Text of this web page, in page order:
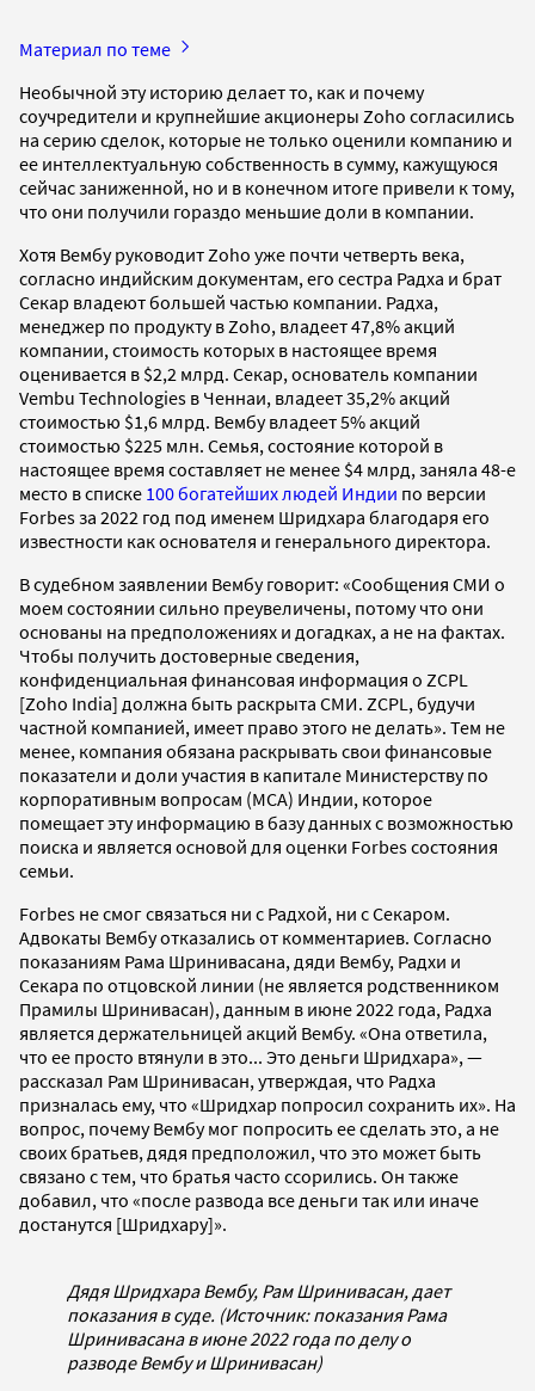
Материал по теме
Необычной эту историю делает то, как и почему
соучредители и крупнейшие акционеры Zoho согласились
на серию сделок, которые не только оценили компанию и
ее интеллектуальную собственность в сумму, кажущуюся
сейчас заниженной, но и в конечном итоге привели к тому,
что они получили гораздо меньшие доли в компании.
Хотя Вембу руководит Zoho уже почти четверть века,
согласно индийским документам, его сестра Радха и брат
Секар владеют большей частью компании. Радха,
менеджер по продукту в Zoho, владеет 47,8% акций
компании, стоимость которых в настоящее время
оценивается в $2,2 млрд. Секар, основатель компании
Vembu Technologies в Ченнаи, владеет 35,2% акций
стоимостью $1,6 млрд. Вембу владеет 5% акций
стоимостью $225 млн. Семья, состояние которой в
настоящее время составляет не менее $4 млрд, заняла 48-е
место в списке 100 богатейших людей Индии по версии
Forbes за 2022 год под именем Шридхара благодаря его
известности как основателя и генерального директора.
В судебном заявлении Вембу говорит: «Сообщения СМИ о
моем состоянии сильно преувеличены, потому что они
основаны на предположениях и догадках, а не на фактах.
Чтобы получить достоверные сведения,
конфиденциальная финансовая информация о ZCPL
[Zoho India] должна быть раскрыта СМИ. ZCPL, будучи
частной компанией, имеет право этого не делать». Тем не
менее, компания обязана раскрывать свои финансовые
показатели и доли участия в капитале Министерству по
корпоративным вопросам (MCA) Индии, которое
помещает эту информацию в базу данных с возможностью
поиска и является основой для оценки Forbes состояния
семьи.
Forbes не смог связаться ни с Радхой, ни с Секаром.
Адвокаты Вембу отказались от комментариев. Согласно
показаниям Рама Шринивасана, дяди Вембу, Радхи и
Секара по отцовской линии (не является родственником
Прамилы Шринивасан), данным в июне 2022 года, Радха
является держательницей акций Вембу. «Она ответила,
что ее просто втянули в это... Это деньги Шридхара», —
рассказал Рам Шринивасан, утверждая, что Радха
призналась ему, что «Шридхар попросил сохранить их». На
вопрос, почему Вембу мог попросить ее сделать это, а не
своих братьев, дядя предположил, что это может быть
связано с тем, что братья часто ссорились. Он также
добавил, что «после развода все деньги так или иначе
достанутся [Шридхару]».
Дядя Шридхара Вембу, Рам Шринивасан, дает
показания в суде. (Источник: показания Рама
Шринивасана в июне 2022 года по делу о
разводе Вембу и Шринивасан)